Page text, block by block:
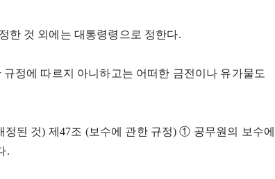
한 것 외에는 대통령령으로 정한다.
정에 따르지 아니하고는 어떠한 금전이나 유가물도
정된 것) 제47조 (보수에 관한 규정) ① 공무원의 보수에
.